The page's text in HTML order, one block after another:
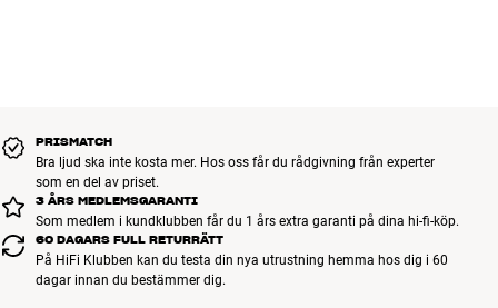
(iOS/vissa Android-modeller). Appen vägleder dig genom de
mätningar som behöver göras, sedan ställer den digitala
processorn i subbasen in frekvensområdet så att det passar ditt
lyssningsrum så bra som möjligt. Det här är en process som
tidigare krävt både dator, specialprogramvara och separat
mätmikrofon!
PRISMATCH
Bra ljud ska inte kosta mer. Hos oss får du rådgivning från experter
som en del av priset.
3 ÅRS MEDLEMSGARANTI
Som medlem i kundklubben får du 1 års extra garanti på dina hi-fi-köp.
60 DAGARS FULL RETURRÄTT
På HiFi Klubben kan du testa din nya utrustning hemma hos dig i 60
dagar innan du bestämmer dig.